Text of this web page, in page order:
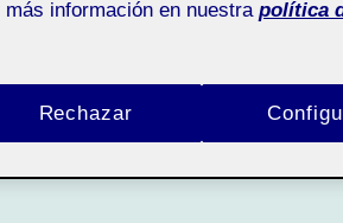
la
información en nuestra política
Rechazar